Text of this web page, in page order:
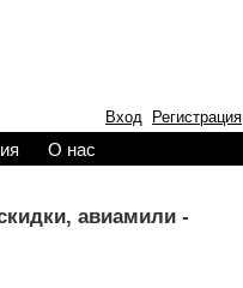
Вход Регистрация
О нас
авиамили -